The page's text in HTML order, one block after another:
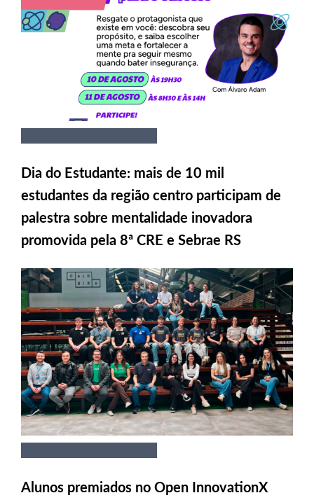
Dia do Estudante: mais de 10 mil
estudantes da região centro participam de
palestra sobre mentalidade inovadora
promovida pela 8ª CRE e Sebrae RS
Alunos premiados no Open InnovationX